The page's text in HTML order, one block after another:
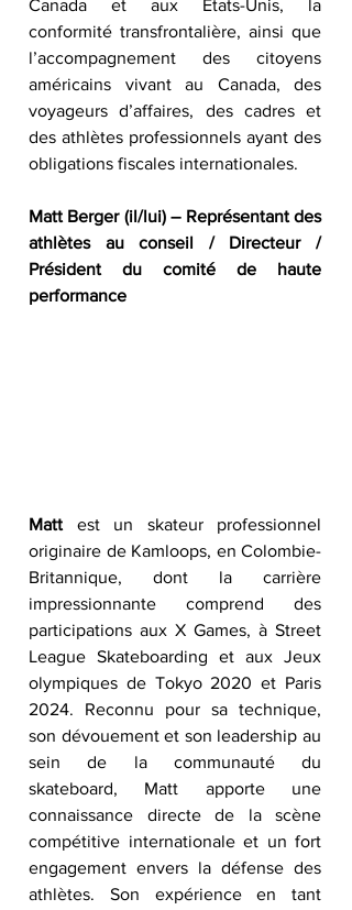
Canada et aux États-Unis, la
conformité transfrontalière, ainsi que
l’accompagnement des citoyens
américains vivant au Canada, des
voyageurs d’affaires, des cadres et
des athlètes professionnels ayant des
obligations fiscales internationales.
Matt Berger (il/lui) – Représentant des
athlètes au conseil / Directeur /
Président du comité de haute
performance
Matt est un skateur professionnel
originaire de Kamloops, en Colombie-
Britannique, dont la carrière
impressionnante comprend des
participations aux X Games, à Street
League Skateboarding et aux Jeux
olympiques de Tokyo 2020 et Paris
2024. Reconnu pour sa technique,
son dévouement et son leadership au
sein de la communauté du
skateboard, Matt apporte une
connaissance directe de la scène
compétitive internationale et un fort
engagement envers la défense des
athlètes. Son expérience en tant